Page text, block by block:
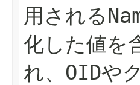
用される
化した値を
れ、OIDや